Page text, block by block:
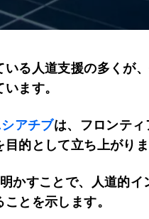
る人道支援の多くが
ます。
アチブは、フロンティ
的として立ち上がりま
かすことで、人道的イ
とを示します。